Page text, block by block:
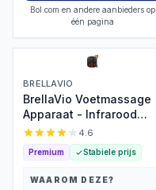
Bol.com en andere aanbieders op
één pagina
BRELLAVIO
BrellaVio Voetmassage
Apparaat - Infrarood
Warmte - Shiatsu en
Compressie Massage -
Bloedsomloop Voet en
Been - Wasbare voering
4.6
Premium Stabiele prijs
WAAROM DEZE?